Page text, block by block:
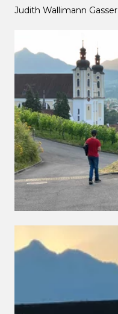
Judith Wallimann Gasser